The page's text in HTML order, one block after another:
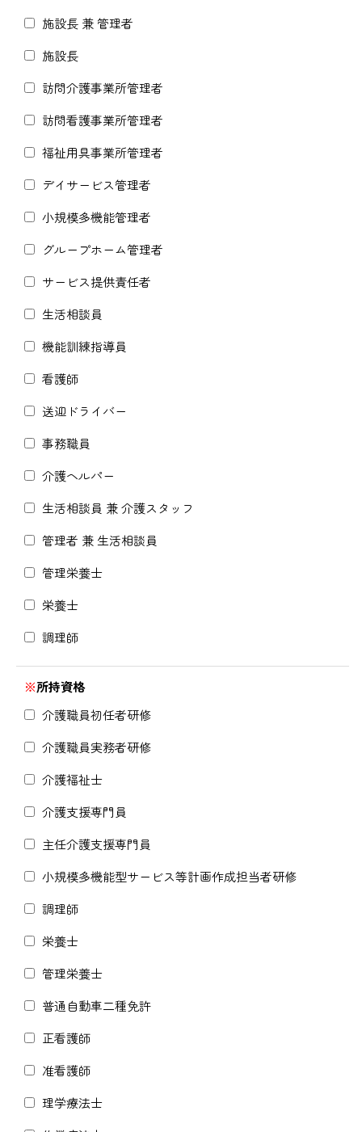
施設長 兼 管理者
施設長
訪問介護事業所管理者
訪問看護事業所管理者
福祉用具事業所管理者
デイサービス管理者
小規模多機能管理者
グループホーム管理者
サービス提供責任者
生活相談員
機能訓練指導員
看護師
送迎ドライバー
事務職員
介護ヘルパー
生活相談員 兼 介護スタッフ
管理者 兼 生活相談員
管理栄養士
栄養士
調理師
※所持資格
介護職員初任者研修
介護職員実務者研修
介護福祉士
介護支援専門員
主任介護支援専門員
小規模多機能型サービス等計画作成担当者研修
調理師
栄養士
管理栄養士
普通自動車二種免許
正看護師
准看護師
理学療法士